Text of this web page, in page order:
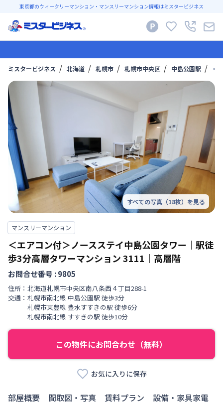
東京都のウィークリーマンション・マンスリーマンション情報はミスタービジネス
ミスタービジネス 北海道 札幌市 札幌市中央区 中島公園駅 ＜
すべての写真（18枚）を見る
マンスリーマンション
＜エアコン付＞ノースステイ中島公園タワー｜駅徒
歩3分高層タワーマンション3111 ｜ 高層階
お問合せ番号 :9805
住所： 北海道札幌市中央区南八条西 ４丁目288-1
交通： 札幌市南北線 中島公園駅 徒歩3分
札幌市東豊線 豊水すすきの駅 徒歩6分
札幌市南北線 すすきの駅 徒歩10分
この物件にお問合わせ（無料）
お気に入りに保存
部屋概要 間取図・写真 賃料プラン 設備・家具家電